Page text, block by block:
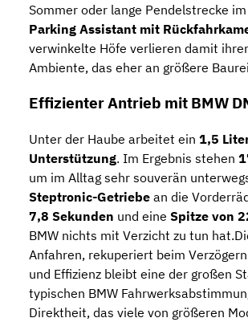
Sommer oder lange Pendelstrecke
Parking Assistant mit
verwinkelte Höfe verlieren damit
Ambiente, das eher an größere
Effizienter Antrieb mit BMW
Unter der Haube arbeitet ein 1,5
Unterstützung. Im Ergebnis stehen
um im Alltag sehr souverän
Steptronic-Getriebe an die
7,8 Sekunden und eine Spitze von
BMW nichts mit Verzicht zu tun
Anfahren, rekuperiert beim
und Effizienz bleibt eine der großen
typischen BMW
Direktheit, das viele von größeren